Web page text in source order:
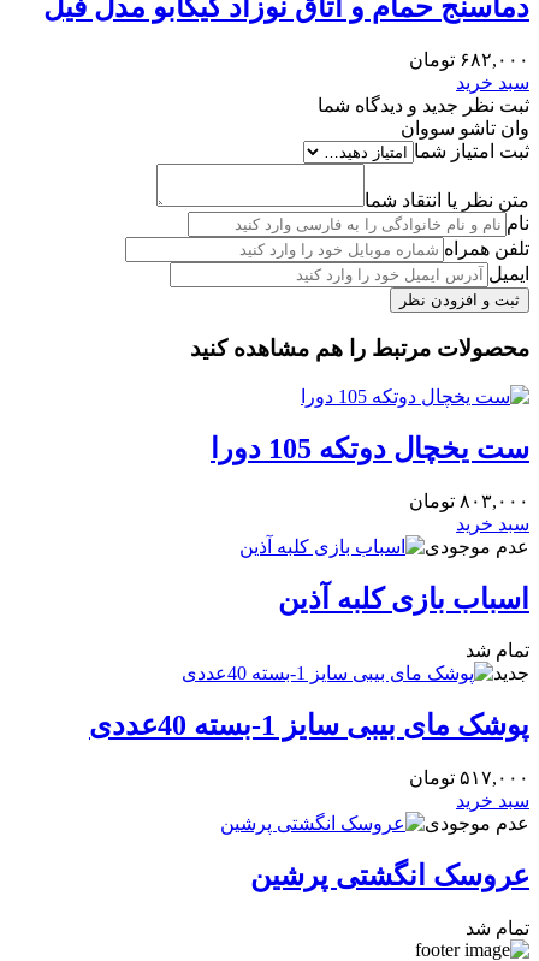
دماسنج حمام و اتاق نوزاد کیکابو مدل فیل
۶۸۲,۰۰۰ تومان
سبد خرید
ثبت نظر جدید و دیدگاه شما
وان تاشو سووان
ثبت امتیاز شما
متن نظر یا انتقاد شما
نام
تلفن همراه
ایمیل
محصولات مرتبط را هم مشاهده کنید
ست یخچال دوتکه 105 دورا
۸۰۳,۰۰۰ تومان
سبد خرید
عدم موجودی
اسباب بازی کلبه آذین
تمام شد
جدید
پوشک مای بیبی سایز 1-بسته 40عددی
۵۱۷,۰۰۰ تومان
سبد خرید
عدم موجودی
عروسک انگشتی پرشین
تمام شد